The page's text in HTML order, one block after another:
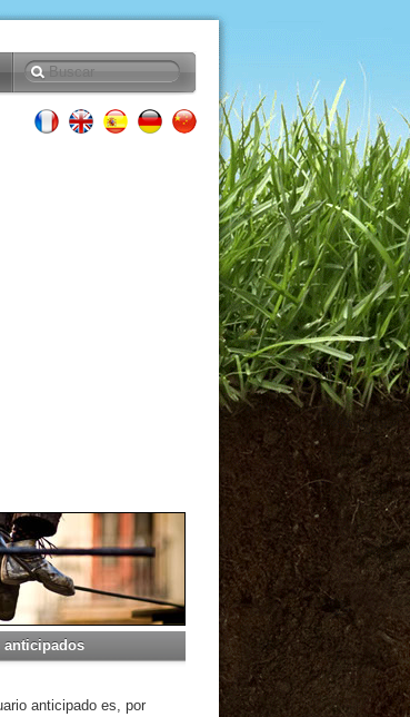
anticipados
anticipado es, por